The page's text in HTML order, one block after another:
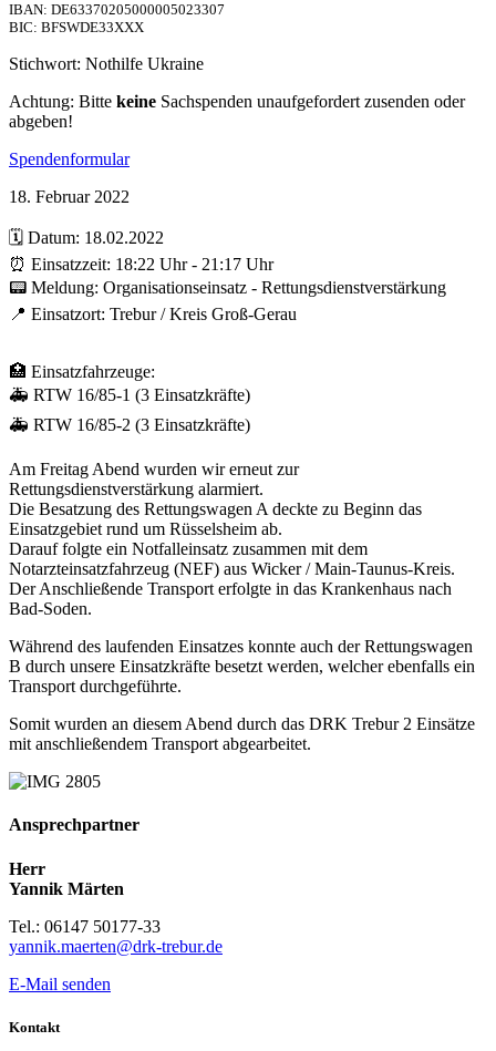
IBAN: DE63370205000005023307
BIC: BFSWDE33XXX
Stichwort: Nothilfe Ukraine
Achtung: Bitte keine Sachspenden unaufgefordert zusenden oder
abgeben!
Spendenformular
18. Februar 2022
🗓️ Datum: 18.02.2022
⏰ Einsatzzeit: 18:22 Uhr - 21:17 Uhr
📟 Meldung: Organisationseinsatz - Rettungsdienstverstärkung
📍 Einsatzort: Trebur / Kreis Groß-Gerau
🏥 Einsatzfahrzeuge:
🚑 RTW 16/85-1 (3 Einsatzkräfte)
🚑 RTW 16/85-2 (3 Einsatzkräfte)
Am Freitag Abend wurden wir erneut zur
Rettungsdienstverstärkung alarmiert.
Die Besatzung des Rettungswagen A deckte zu Beginn das
Einsatzgebiet rund um Rüsselsheim ab.
Darauf folgte ein Notfalleinsatz zusammen mit dem
Notarzteinsatzfahrzeug (NEF) aus Wicker / Main-Taunus-Kreis.
Der Anschließende Transport erfolgte in das Krankenhaus nach
Bad-Soden.
Während des laufenden Einsatzes konnte auch der Rettungswagen
B durch unsere Einsatzkräfte besetzt werden, welcher ebenfalls ein
Transport durchgeführte.
Somit wurden an diesem Abend durch das DRK Trebur 2 Einsätze
mit anschließendem Transport abgearbeitet.
Ansprechpartner
Herr
Yannik Märten
Tel.: 06147 50177-33
yannik.maerten@drk-trebur.de
E-Mail senden
Kontakt